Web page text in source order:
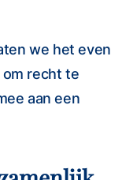
we het even
recht te
aan een